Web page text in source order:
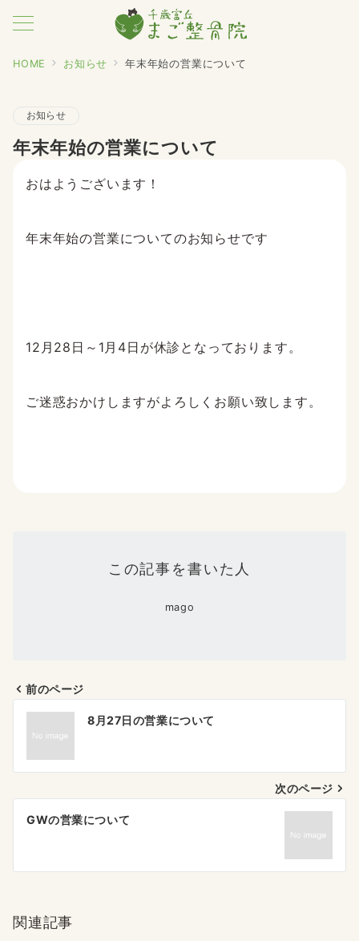
HOME お知らせ 年末年始の営業について
お知らせ
年末年始の営業について
おはようございます！
年末年始の営業についてのお知らせです
12月28日～1月4日が休診となっております。
ご迷惑おかけしますがよろしくお願い致します。
この記事を書いた人
mago
投
ナ
ゲ
シ
ン
前のページ
8月27日の営業について
次のページ
GWの営業について
関連記事